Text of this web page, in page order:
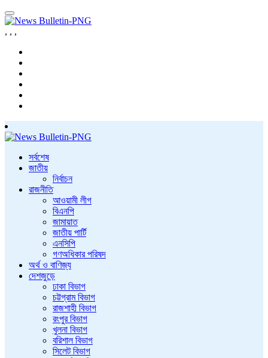
, , ,
সর্বশেষ
জাতীয়
নির্বাচন
রাজনীতি
আওয়ামী লীগ
বিএনপি
জামায়াত
জাতীয় পার্টি
এনসিপি
গণঅধিকার পরিষদ
অর্থ ও বাণিজ্য
দেশজুড়ে
ঢাকা বিভাগ
চট্টগ্রাম বিভাগ
রাজশাহী বিভাগ
রংপুর বিভাগ
খুলনা বিভাগ
বরিশাল বিভাগ
সিলেট বিভাগ